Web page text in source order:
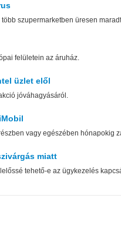
szupermarketben üresen
felületein az áruház.
üzlet elől
jóváhagyásáról.
vagy egészében hónapokig
miatt
tehető-e az ügykezelés